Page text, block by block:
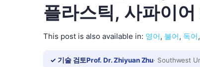
플라스틱, 사파이어
This post is also available in: 영어 불어 독어
✓ 기술 검토Prof. Dr. Zhiyuan Zhu· Southwest